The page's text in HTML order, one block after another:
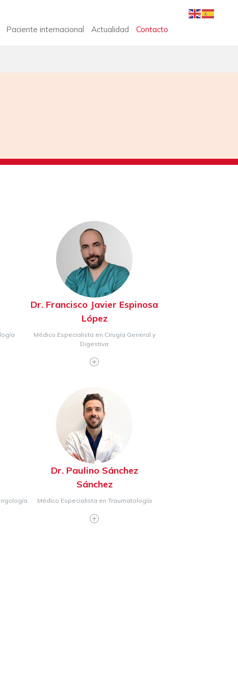
Paciente internacional Actualidad Contacto
Dr. Francisco Javier Espinosa
López
Médico Especialista en Cirugía General y
Digestiva
Dr. Paulino Sánchez
Sánchez
Médico Especialista en Traumatología